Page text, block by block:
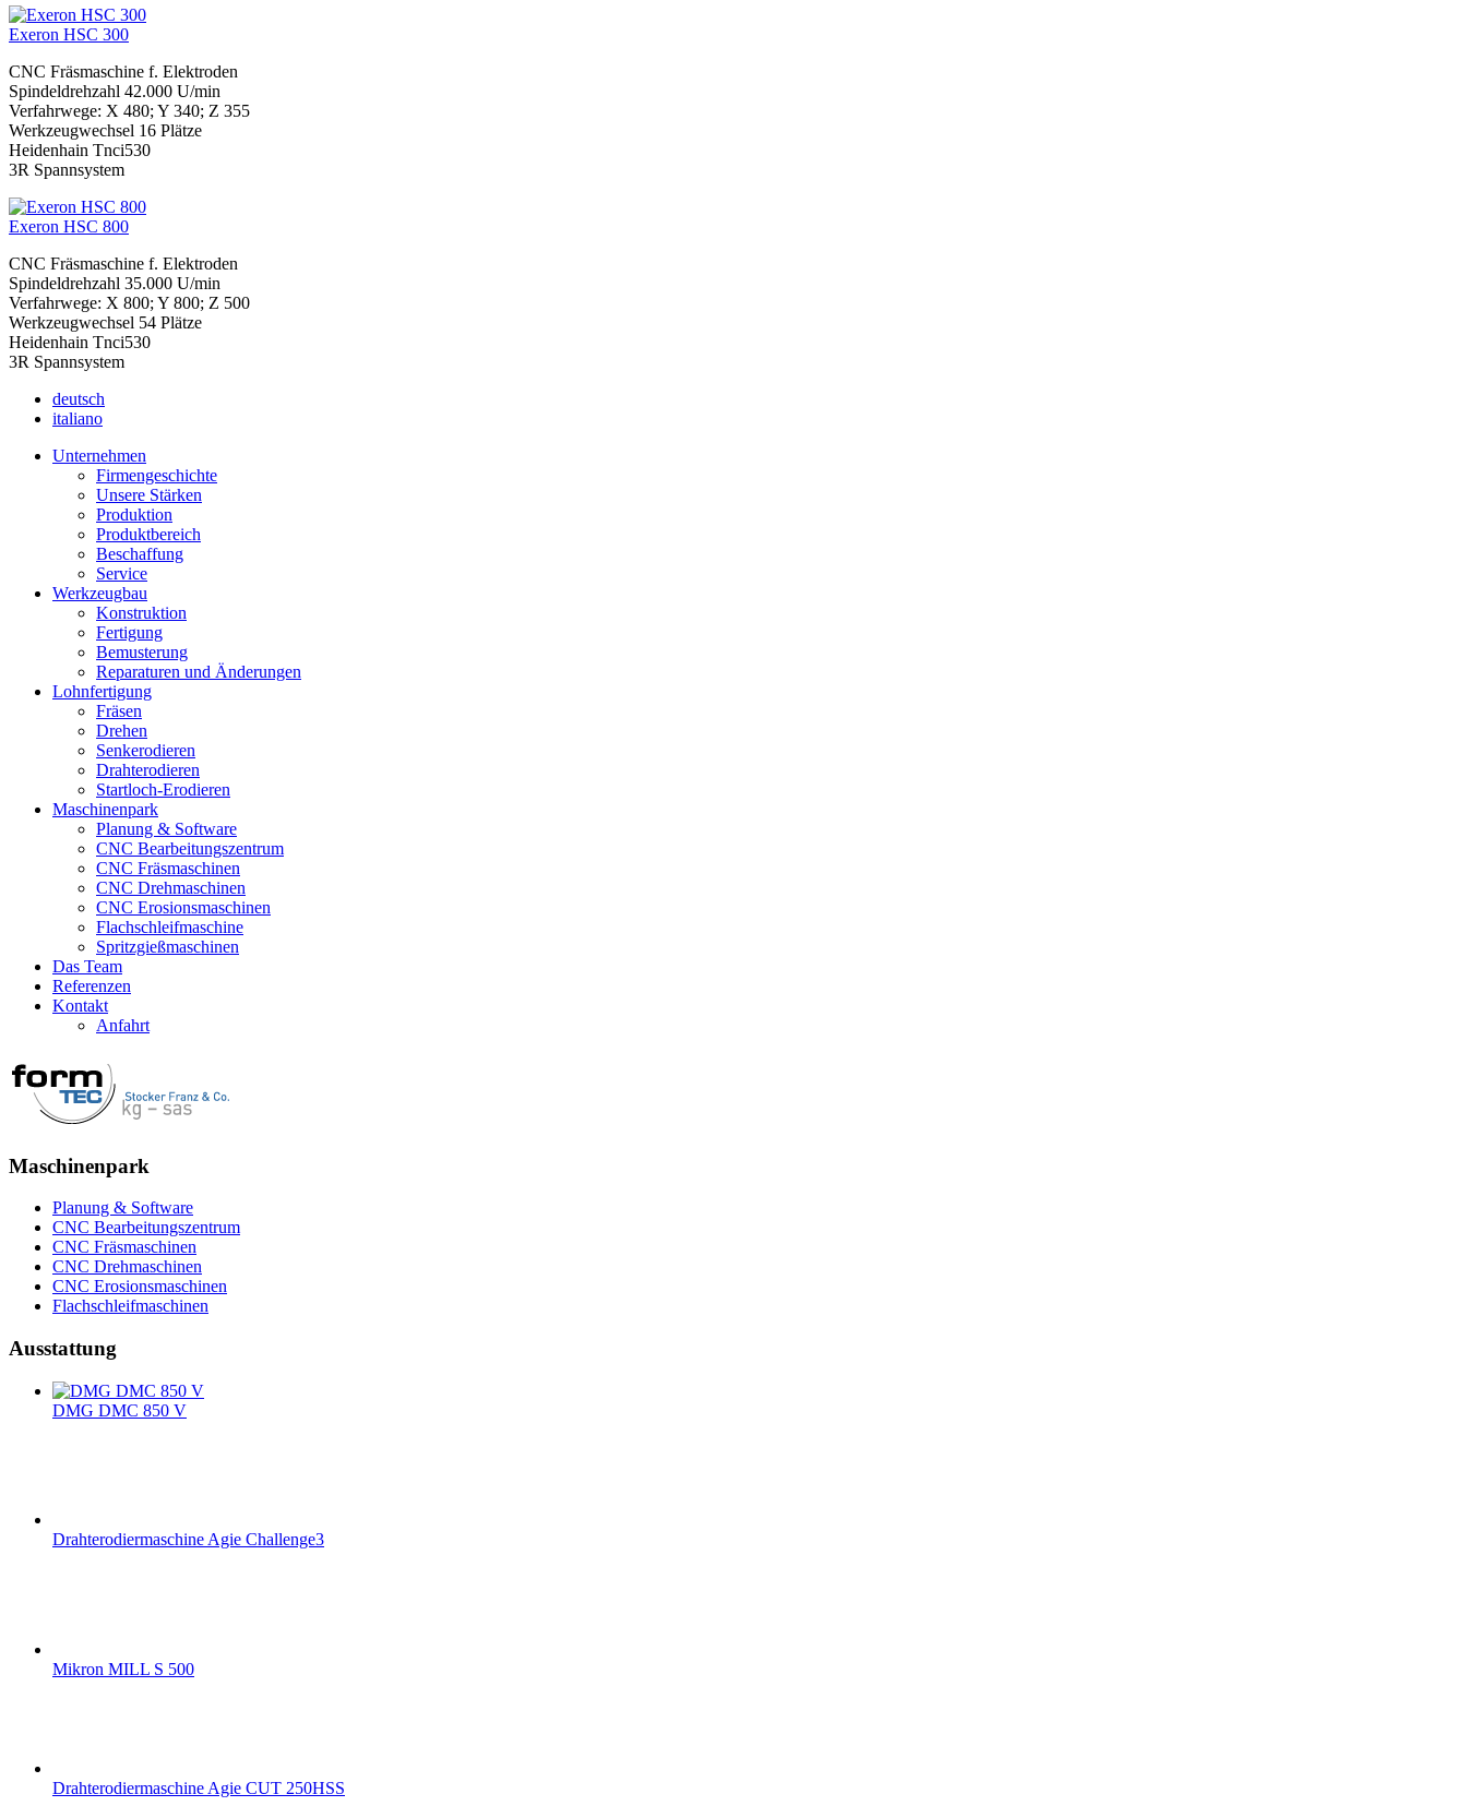
Exeron HSC 300
CNC Fräsmaschine f. Elektroden
Spindeldrehzahl 42.000 U/min
Verfahrwege: X 480; Y 340; Z 355
Werkzeugwechsel 16 Plätze
Heidenhain Tnci530
3R Spannsystem
Exeron HSC 800
CNC Fräsmaschine f. Elektroden
Spindeldrehzahl 35.000 U/min
Verfahrwege: X 800; Y 800; Z 500
Werkzeugwechsel 54 Plätze
Heidenhain Tnci530
3R Spannsystem
deutsch
italiano
Unternehmen
Firmengeschichte
Unsere Stärken
Produktion
Produktbereich
Beschaffung
Service
Werkzeugbau
Konstruktion
Fertigung
Bemusterung
Reparaturen und Änderungen
Lohnfertigung
Fräsen
Drehen
Senkerodieren
Drahterodieren
Startloch-Erodieren
Maschinenpark
Planung & Software
CNC Bearbeitungszentrum
CNC Fräsmaschinen
CNC Drehmaschinen
CNC Erosionsmaschinen
Flachschleifmaschine
Spritzgießmaschinen
Das Team
Referenzen
Kontakt
Anfahrt
Maschinenpark
Planung & Software
CNC Bearbeitungszentrum
CNC Fräsmaschinen
CNC Drehmaschinen
CNC Erosionsmaschinen
Flachschleifmaschinen
Ausstattung
DMG DMC 850 V
Drahterodiermaschine Agie Challenge3
Mikron MILL S 500
Drahterodiermaschine Agie CUT 250HSS